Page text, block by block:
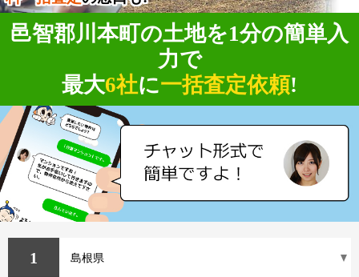
邑智郡川本町の土地を1分の簡単入
力で
最大6社に一括査定依頼!
1